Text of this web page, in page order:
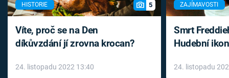
HISTORIE 5
Víte, proč se na Den
díkůvzdání jí zrovna krocan?
24. listopadu 2022 13:40
ZAJÍMAVOSTI
Smrt
Hudební
léky
24. listopadu